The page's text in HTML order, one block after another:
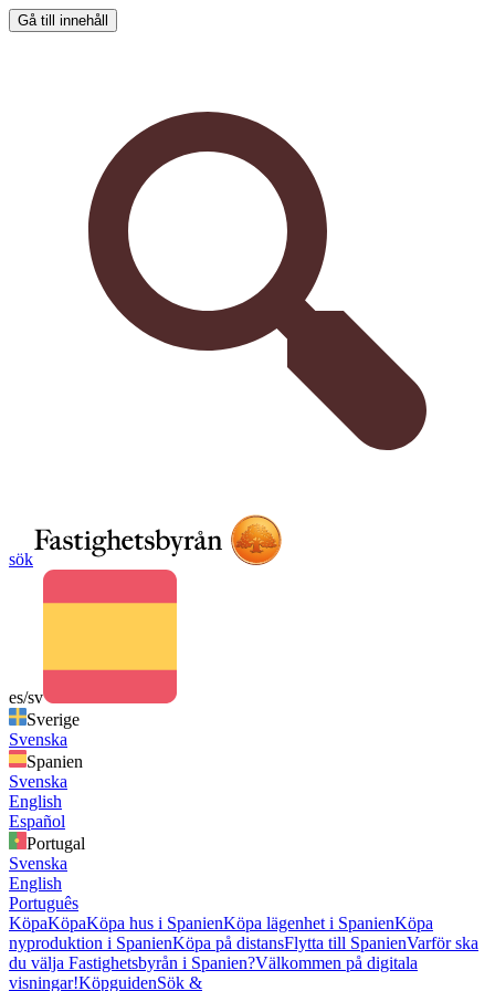
Gå till innehåll
sök
es/sv
Sverige
Svenska
Spanien
Svenska
English
Español
Portugal
Svenska
English
Português
KöpaKöpaKöpa hus i SpanienKöpa lägenhet i SpanienKöpa
nyproduktion i SpanienKöpa på distansFlytta till SpanienVarför ska
du välja Fastighetsbyrån i Spanien?Välkommen på digitala
visningar!KöpguidenSök &